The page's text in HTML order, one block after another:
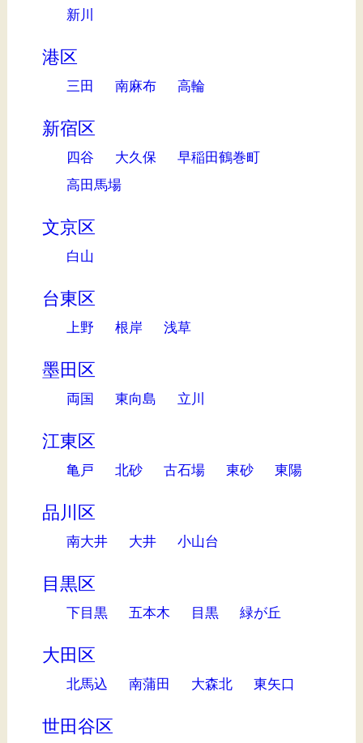
新川
港区
三田 南麻布 高輪
新宿区
四谷 大久保
早稲田鶴巻町
高田馬場
文京区
白山
台東区
上野 根岸 浅草
墨田区
両国 東向島 立川
江東区
亀戸 北砂 古石場 東砂 東陽
品川区
南大井 大井 小山台
目黒区
下目黒 五本木 目黒 緑が丘
大田区
北馬込 南蒲田 大森北 東矢口
世田谷区